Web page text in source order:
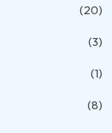
(20)
(3)
(1)
(8)